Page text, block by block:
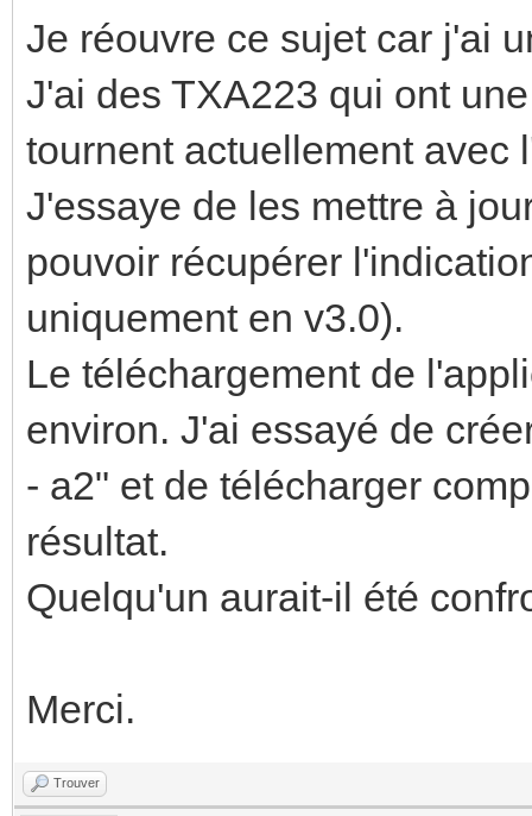
Je réouvre ce sujet car j'ai
J'ai des TXA223 qui ont
tournent actuellement avec
J'essaye de les mettre à
pouvoir récupérer
uniquement en v3.0).
Le téléchargement de
environ. J'ai essayé de
- a2" et de télécharger
résultat.
Quelqu'un aurait-il été
Merci.
Trouver